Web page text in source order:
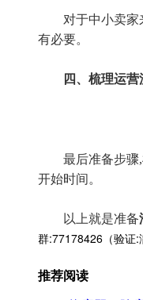
对于中小卖
有必要。
四、梳理运营
最后准备步骤
开始时间。
以上就是准备
群:77178426（验证:
推荐阅读